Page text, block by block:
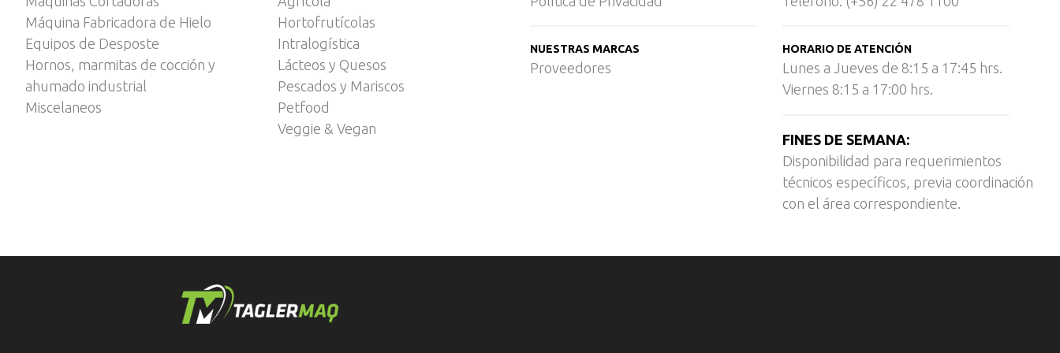
Máquina Fabricadora de Hielo
Equipos de Desposte
Hornos, marmitas de cocción y
ahumado industrial
Miscelaneos
Hortofrutícolas
Intralogística
Lácteos y Quesos
Pescados y Mariscos
Petfood
Veggie & Vegan
NUESTRAS MARCAS
Proveedores
HORARIO DE ATENCIÓN
Lunes a Jueves de 8:15 a 17:45 hrs.
Viernes 8:15 a 17:00 hrs.
FINES DE SEMANA:
Disponibilidad para requerimientos
técnicos específicos, previa coordinación
con el área correspondiente.